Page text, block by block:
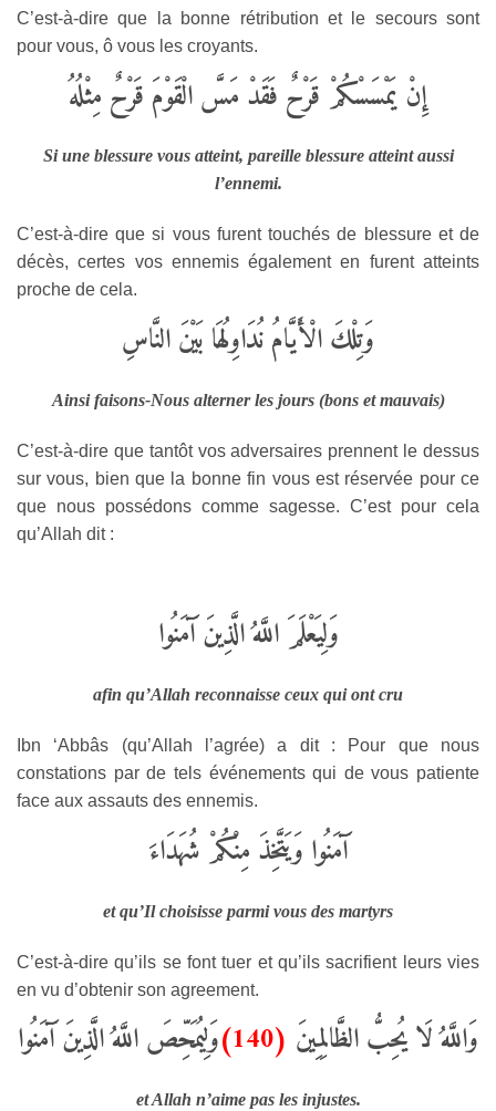
C’est-à-dire que la bonne rétribution et le secours sont
pour vous, ô vous les croyants.
إِنْ يَمْسَسْكُمْ قَرْحٌ فَقَدْ مَسَّ الْقَوْمَ قَرْحٌ مِثْلُهُ
Si une blessure vous atteint, pareille blessure atteint aussi
l’ennemi.
C’est-à-dire que si vous furent touchés de blessure et de
décès, certes vos ennemis également en furent atteints
proche de cela.
وَتِلْكَ الْأَيَّامُ نُدَاوِلُهَا بَيْنَ النَّاسِ
Ainsi faisons-Nous alterner les jours (bons et mauvais)
C’est-à-dire que tantôt vos adversaires prennent le dessus
sur vous, bien que la bonne fin vous est réservée pour ce
que nous possédons comme sagesse. C’est pour cela
qu’Allah dit :
وَلِيَعْلَمَ اللَّهُ الَّذِينَ آَمَنُوا
afin qu’Allah reconnaisse ceux qui ont cru
Ibn ‘Abbâs (qu’Allah l’agrée) a dit : Pour que nous
constations par de tels événements qui de vous patiente
face aux assauts des ennemis.
آَمَنُوا وَيَتَّخِذَ مِنْكُمْ شُهَدَاءَ
et qu’Il choisisse parmi vous des martyrs
C’est-à-dire qu’ils se font tuer et qu’ils sacrifient leurs vies
en vu d’obtenir son agreement.
وَاللَّهُ لَا يُحِبُّ الظَّالِمِينَ (140) وَلِيُمَحِّصَ اللَّهُ الَّذِينَ آَمَنُوا
et Allah n’aime pas les injustes.